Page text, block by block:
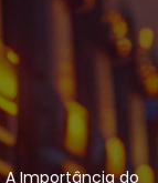
A Importância do